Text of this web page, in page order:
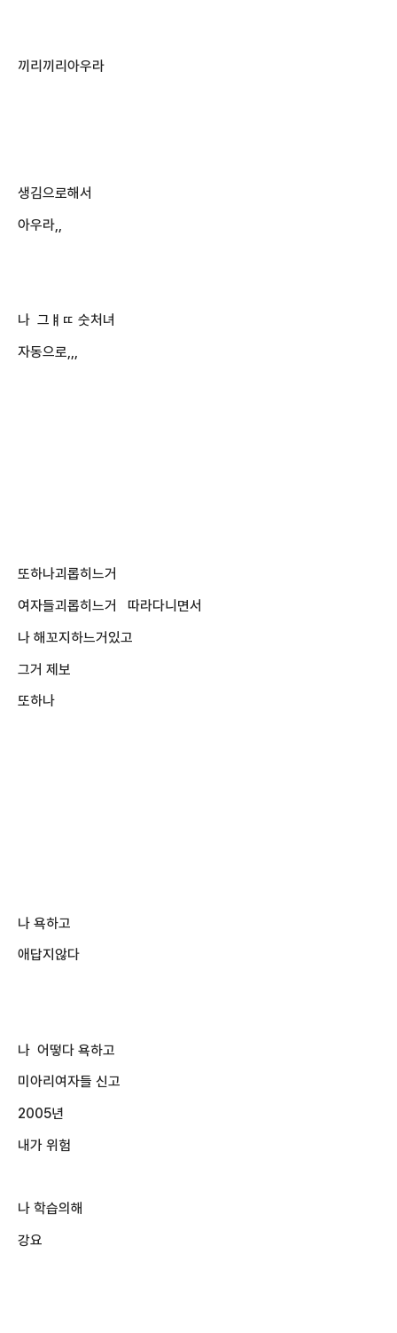
끼리끼리아우라
생김으로해서
아우라,,
나 그ㅒㄸ 숫처녀
자동으로,,,
또하나괴롭히느거
여자들괴롭히느거 따라다니면서
나 해꼬지하느거있고
그거 제보
또하나
나 욕하고
애답지않다
나 어떻다 욕하고
미아리여자들 신고
2005년
내가 위험
나 학습의해
강요